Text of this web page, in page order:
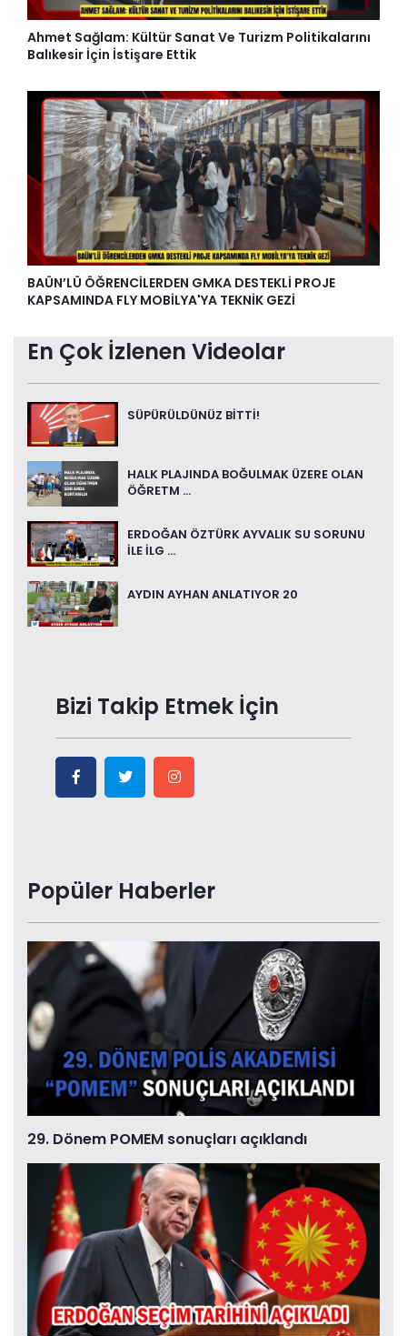
Ahmet Sağlam: Kültür Sanat Ve Turizm Politikalarını
Balıkesir İçin İstişare Ettik
BAÜN’LÜ ÖĞRENCİLERDEN GMKA DESTEKLİ PROJE
KAPSAMINDA FLY MOBİLYA'YA TEKNİK GEZİ
En Çok İzlenen Videolar
SÜPÜRÜLDÜNÜZ BİTTİ!
HALK PLAJINDA BOĞULMAK ÜZERE OLAN
ÖĞRETM ...
ERDOĞAN ÖZTÜRK AYVALIK SU SORUNU
İLE İLG ...
AYDIN AYHAN ANLATIYOR 20
Bizi Takip Etmek İçin
Popüler Haberler
29. Dönem POMEM sonuçları açıklandı